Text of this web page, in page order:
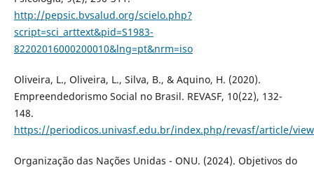
http://pepsic.bvsalud.org/scielo.php?
script=sci_arttext&pid=S1983-
82202016000200010&lng=pt&nrm=iso
Oliveira, L., Oliveira, L., Silva, B., & Aquino, H. (2020).
Empreendedorismo Social no Brasil. REVASF, 10(22), 132-
148.
https://periodicos.univasf.edu.br/index.php/revasf/article/
Organização das Nações Unidas - ONU. (2024). Objetivos do